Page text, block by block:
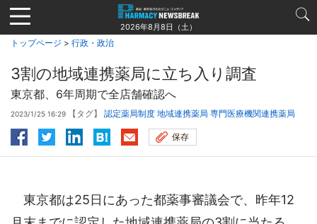
Jump
to
navigation
2026年8月8日（土）
トップページ > 行政・政治
3割の地域連携薬局に立ち入り調査
東京都、6年周期で全店舗確認へ
2023/1/25 16:29 【タグ】 認定薬局制度 地域連携薬局 専門医療機関連携薬局
保存
東京都は25日にあった都薬事審議会で、昨年12